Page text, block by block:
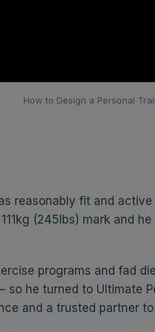
How to Design a Personal
reasonably fit and
(245lbs) mark and
programs and fad
so he turned to Ultimate
and a trusted partner